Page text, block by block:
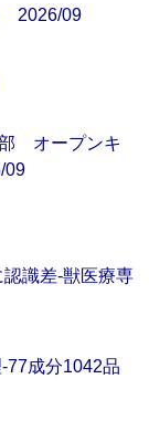
2026/09
オープンキ
09
識差‐獣医療専
成分1042品